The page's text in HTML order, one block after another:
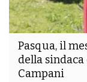
Pasqua, il
della
Campani